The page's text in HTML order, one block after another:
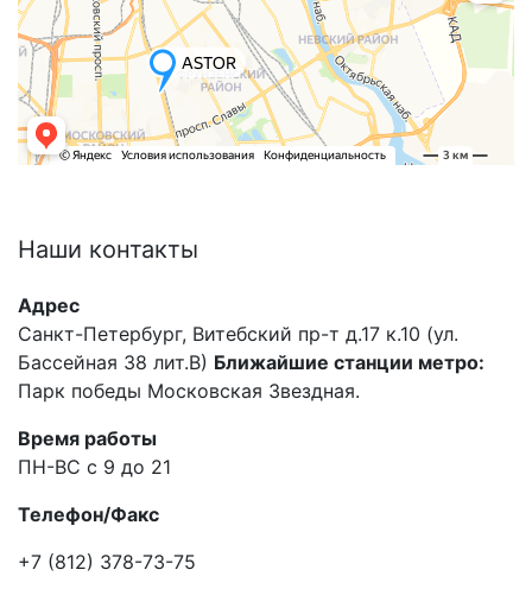
Наши контакты
Адрес
Санкт-Петербург, Витебский пр-т д.17 к.10 (ул.
Бассейная 38 лит.В) Ближайшие станции метро:
Парк победы Московская Звездная.
Время работы
ПН-ВС с 9 до 21
Телефон/Факс
+7 (812) 378-73-75